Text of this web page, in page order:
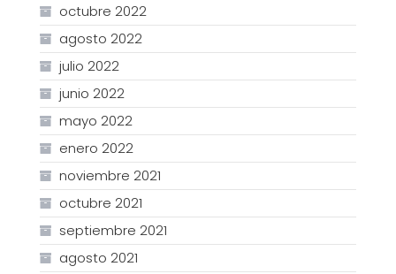
octubre 2022
agosto 2022
julio 2022
junio 2022
mayo 2022
enero 2022
noviembre 2021
octubre 2021
septiembre 2021
agosto 2021